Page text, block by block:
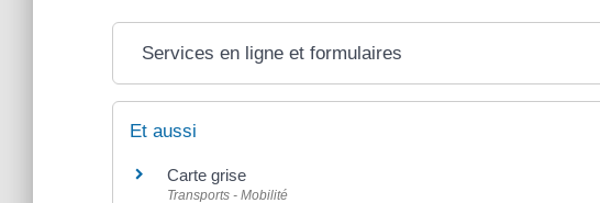
Services en ligne et formulaires
Et aussi
Carte grise
Transports - Mobilité